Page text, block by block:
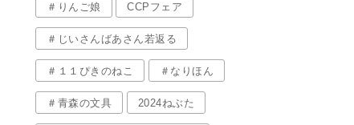
＃りんご娘 CCPフェア
＃じいさんばあさん若返る
＃１１ぴきのねこ ＃なりほん
＃青森の文具 2024ねぶた